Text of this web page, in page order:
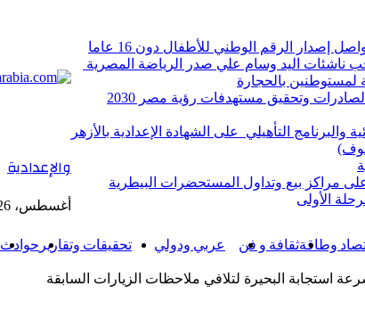
إصدار الرقم الوطني للأطفال دون 16 عاما
ناشئات اليد وسام علي صدر الرياضة المصرية
لمستوطنين بالحجارة
وتحقيق مستهدفات رؤية مصر 2030
والبرنامج التأهيلي على الشهادة الإعدادية بالأزهر
مراكز بيع وتداول المستحضرات البيطرية
الأولى
وطاقةثقافة و فن عربي ودولي تحقيقات وتقارير حوادث
استجابة البحيرة لتلافي ملاحظات الزيارات السابقة
والإعدادية
أغسطس، 2026